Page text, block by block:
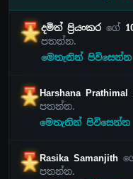
දමිත් ප්‍රියංකරගේ
පතන්න.
මෙතැනින් පිවිසෙන්න
Harshana Prathimal
පතන්න.
මෙතැනින් පිවිසෙන්න
Rasika Samanjith
පතන්න.